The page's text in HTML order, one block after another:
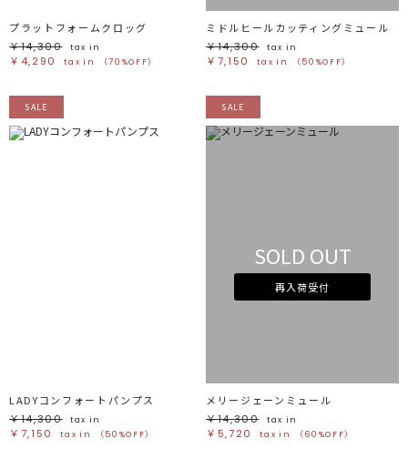
プラットフォームクロッグ
￥14,300
tax in
￥4,290 tax in （70%OFF）
ミドルヒールカッティングミュール
￥14,300
tax in
￥7,150 tax in （50%OFF）
SALE
LADYコンフォートパンプス
￥14,300
tax in
￥7,150 tax in （50%OFF）
SALE
SOLD OUT
再入荷受付
メリージェーンミュール
￥14,300
tax in
￥5,720 tax in （60%OFF）